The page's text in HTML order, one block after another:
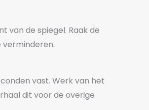
van de spiegel. Raak de
vast. Werk van het
dit voor de overige